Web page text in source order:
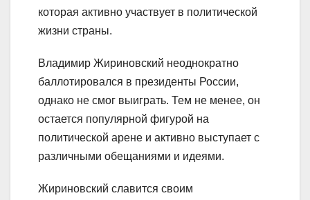
которая активно участвует в политической
жизни страны.
Владимир Жириновский неоднократно
баллотировался в президенты России,
однако не смог выиграть. Тем не менее, он
остается популярной фигурой на
политической арене и активно выступает с
различными обещаниями и идеями.
Жириновский славится своим